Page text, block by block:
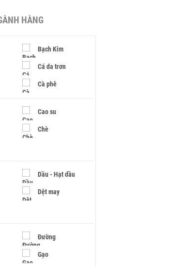
HÀNG
Bạch Kim
Cá da trơn
Cà phê
Cao su
Chè
Dầu - Hạt dầu
Dệt may
Đường
Gạo